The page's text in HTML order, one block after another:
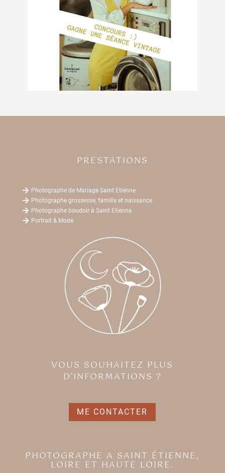
PRESTATIONS
 Photographe de Mariage Saint Etienne
 Photographe grossesse, famille et naissance
 Photographe boudoir à Saint Etienne
 Portrait & Mode
VOUS SOUHAITEZ PLUS
D’INFORMATIONS ?
ME CONTACTER
PHOTOGRAPHE A SAINT ÉTIENNE,
LOIRE ET HAUTE LOIRE.